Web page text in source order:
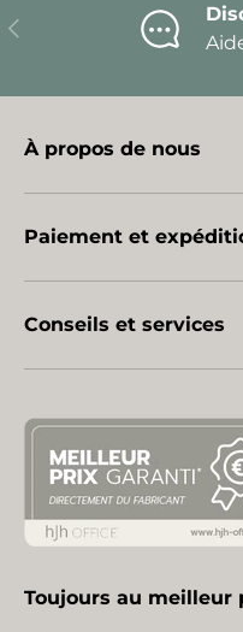
Précédent
À propos de nous
Paiement et
Conseils et services
Toujours au meilleur